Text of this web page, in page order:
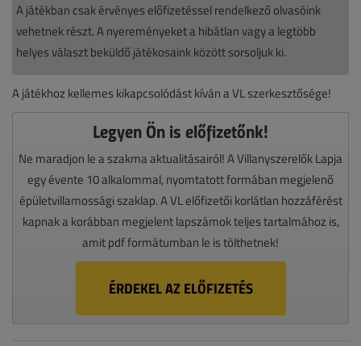
A játékban csak érvényes előfizetéssel rendelkező olvasóink
vehetnek részt. A nyereményeket a hibátlan vagy a legtöbb
helyes választ beküldő játékosaink között sorsoljuk ki.
A játékhoz kellemes kikapcsolódást kíván a VL szerkesztősége!
Legyen Ön is előfizetőnk!
Ne maradjon le a szakma aktualitásairól! A Villanyszerelők Lapja
egy évente 10 alkalommal, nyomtatott formában megjelenő
épületvillamossági szaklap. A VL előfizetői korlátlan hozzáférést
kapnak a korábban megjelent lapszámok teljes tartalmához is,
amit pdf formátumban le is tölthetnek!
ÉRDEKEL AZ ELŐFIZETÉS